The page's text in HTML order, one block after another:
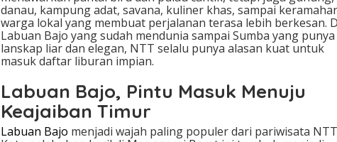
k
i
n
R
i
d
u
u
l
danau, kampung adat, savana, kuliner khas, sampai
warga lokal yang membuat perjalanan terasa lebih berkesan.
Labuan Bajo yang sudah mendunia sampai Sumba yang punya
lanskap liar dan elegan, NTT selalu punya alasan kuat untuk
masuk daftar liburan impian.
Labuan Bajo, Pintu Masuk Menuju
Keajaiban Timur
Labuan Bajo menjadi wajah paling populer dari pariwisata